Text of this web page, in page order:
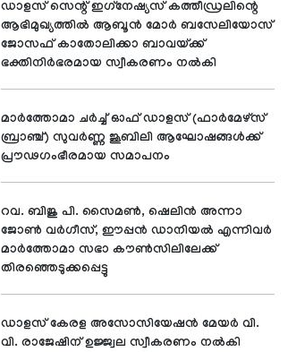
ഡാളസ് സെന്റ് ഇഗ്‌നേഷ്യസ് കത്തീഡ്രലിന്റെ
ആഭിമുഖ്യത്തില്‍ ആബൂന്‍ മോര്‍ ബസേലിയോസ്
ജോസഫ് കാതോലിക്കാ ബാവയ്ക്ക്
ഭക്തിനിര്‍ഭരമായ സ്വീകരണം നല്‍കി
മാര്‍ത്തോമാ ചര്‍ച്ച് ഓഫ് ഡാളസ് (ഫാര്‍മേഴ്സ്
ബ്രാഞ്ച്) സുവര്‍ണ്ണ ജൂബിലി ആഘോഷങ്ങള്‍ക്ക്
പ്രൗഢഗംഭീരമായ സമാപനം
റവ. ബിജു പി. സൈമണ്‍, ഷെലിന്‍ അന്നാ
ജോണ്‍ വര്‍ഗീസ്, ഈപ്പന്‍ ഡാനിയല്‍ എന്നിവര്‍
മാര്‍ത്തോമാ സഭാ കൗണ്‍സിലിലേക്ക്
തിരഞ്ഞെടുക്കപ്പെട്ടു
ഡാളസ് കേരള അസോസിയേഷന്‍ മേയര്‍ വി.
വി. രാജേഷിന് ഉജ്ജ്വല സ്വീകരണം നല്‍കി